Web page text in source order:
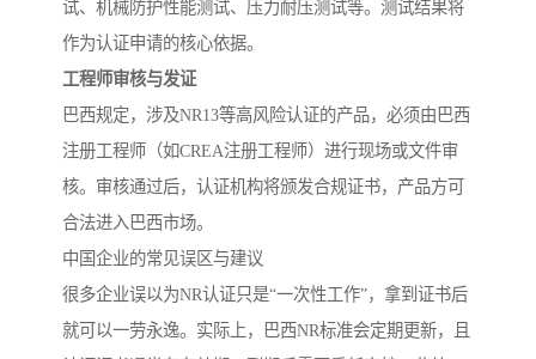
试、机械防护性能测试、压力耐压测试等。测试结果将
作为认证申请的核心依据。
工程师审核与发证
巴西规定，涉及NR13等高风险认证的产品，必须由巴西
注册工程师（如CREA注册工程师）进行现场或文件审
核。审核通过后，认证机构将颁发合规证书，产品方可
合法进入巴西市场。
中国企业的常见误区与建议
很多企业误以为NR认证只是“一次性工作”，拿到证书后
就可以一劳永逸。实际上，巴西NR标准会定期更新，且